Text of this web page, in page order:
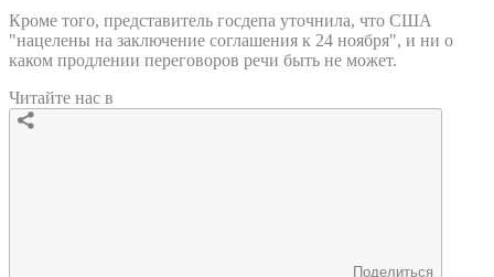
Кроме того, представитель госдепа уточнила, что США
"нацелены на заключение соглашения к 24 ноября", и ни о
каком продлении переговоров речи быть не может.
Читайте нас в
Поделиться